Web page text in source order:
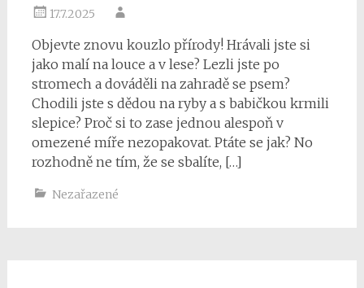
17.7.2025
Objevte znovu kouzlo přírody! Hrávali jste si
jako malí na louce a v lese? Lezli jste po
stromech a dováděli na zahradě se psem?
Chodili jste s dědou na ryby a s babičkou krmili
slepice? Proč si to zase jednou alespoň v
omezené míře nezopakovat. Ptáte se jak? No
rozhodně ne tím, že se sbalíte, […]
Nezařazené